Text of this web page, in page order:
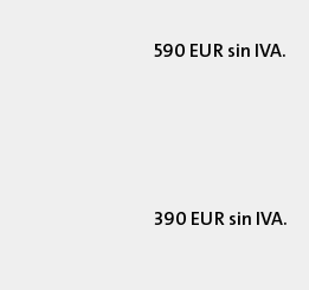
590 EUR sin IVA.
390 EUR sin IVA.